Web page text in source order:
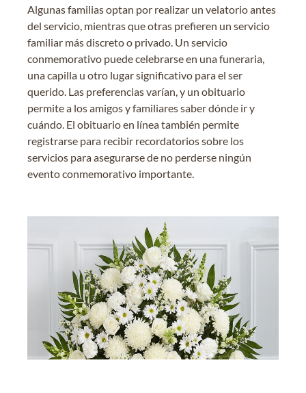
Algunas familias optan por realizar un velatorio antes
del servicio, mientras que otras prefieren un servicio
familiar más discreto o privado. Un servicio
conmemorativo puede celebrarse en una funeraria,
una capilla u otro lugar significativo para el ser
querido. Las preferencias varían, y un obituario
permite a los amigos y familiares saber dónde ir y
cuándo. El obituario en línea también permite
registrarse para recibir recordatorios sobre los
servicios para asegurarse de no perderse ningún
evento conmemorativo importante.